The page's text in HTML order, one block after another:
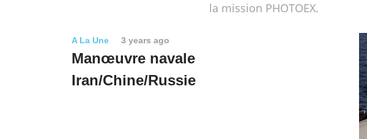
la mission PHOTOEX.
A La Une 3 years ago
Manœuvre navale
Iran/Chine/Russie